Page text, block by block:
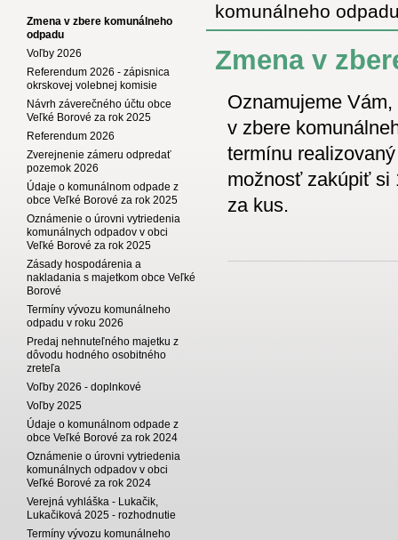
Zmena v zbere komunálneho
odpadu
Voľby 2026
Referendum 2026 - zápisnica
okrskovej volebnej komisie
Návrh záverečného účtu obce
Veľké Borové za rok 2025
Referendum 2026
Zverejnenie zámeru odpredať
pozemok 2026
Údaje o komunálnom odpade z
obce Veľké Borové za rok 2025
Oznámenie o úrovni vytriedenia
komunálnych odpadov v obci
Veľké Borové za rok 2025
Zásady hospodárenia a
nakladania s majetkom obce Veľké
Borové
Termíny vývozu komunálneho
odpadu v roku 2026
Predaj nehnuteľného majetku z
dôvodu hodného osobitného
zreteľa
Voľby 2026 - doplnkové
Voľby 2025
Údaje o komunálnom odpade z
obce Veľké Borové za rok 2024
Oznámenie o úrovni vytriedenia
komunálnych odpadov v obci
Veľké Borové za rok 2024
Verejná vyhláška - Lukačik,
Lukačiková 2025 - rozhodnutie
Termíny vývozu komunálneho
komunálneho
Zmena v
Oznamujeme
v zbere
termínu
možnosť zakúpiť si
za kus.